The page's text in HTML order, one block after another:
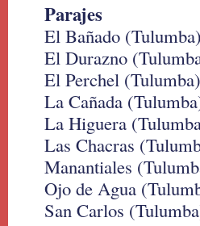
Parajes
El Bañado
El Durazno
El Perchel
La Cañada
La Higuera
Las Chacras
Manantiales
Ojo de Agua
San Carlos